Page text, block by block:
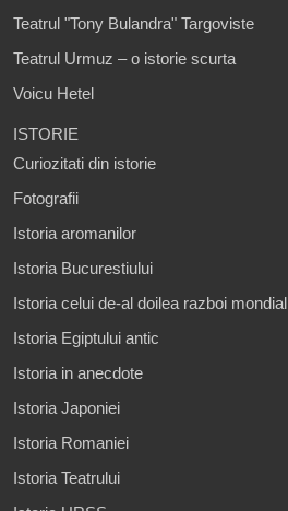
Teatrul "Tony Bulandra" Targoviste
Teatrul Urmuz – o istorie scurta
Voicu Hetel
ISTORIE
Curiozitati din istorie
Fotografii
Istoria aromanilor
Istoria Bucurestiului
Istoria celui de-al doilea razboi mondial
Istoria Egiptului antic
Istoria in anecdote
Istoria Japoniei
Istoria Romaniei
Istoria Teatrului